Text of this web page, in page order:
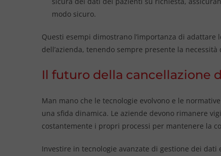
modo sicuro.
Questi esempi dimostrano l’importanza di
dell’azienda, tenendo sempre presente la
Il futuro della cancellazione
Man mano che le tecnologie evolvono e le
una sfida dinamica. Le aziende devono rimanere
costantemente i propri processi per mantenere la
Investire in tecnologie avanzate di gestione dei